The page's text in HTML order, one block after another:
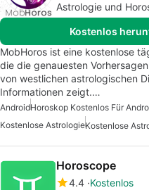
Astrologie und
Kostenlos
MobHoros ist eine kostenlose
die die genauesten
von westlichen astrologischen
Informationen zeigt.…
AndroidHoroskop Kostenlos Für
Kostenlose AstrologieKostenlose
Horoscope
4.4 Kostenlos